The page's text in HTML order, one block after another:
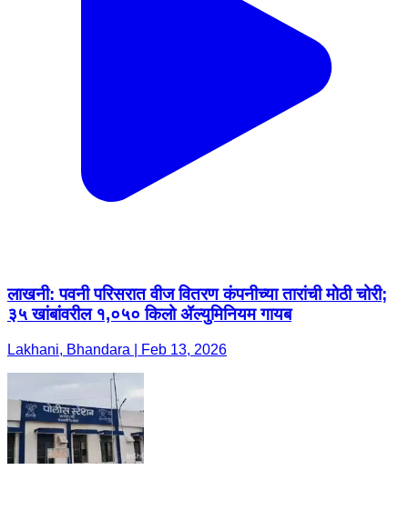
लाखनी: पवनी परिसरात वीज वितरण कंपनीच्या तारांची मोठी चोरी;
३५ खांबांवरील १,०५० किलो ॲल्युमिनियम गायब
Lakhani, Bhandara | Feb 13, 2026